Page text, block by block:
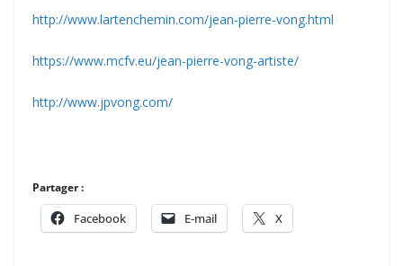
http://www.lartenchemin.com/jean-pierre-vong.html
https://www.mcfv.eu/jean-pierre-vong-artiste/
http://www.jpvong.com/
Partager :
Facebook E-mail X